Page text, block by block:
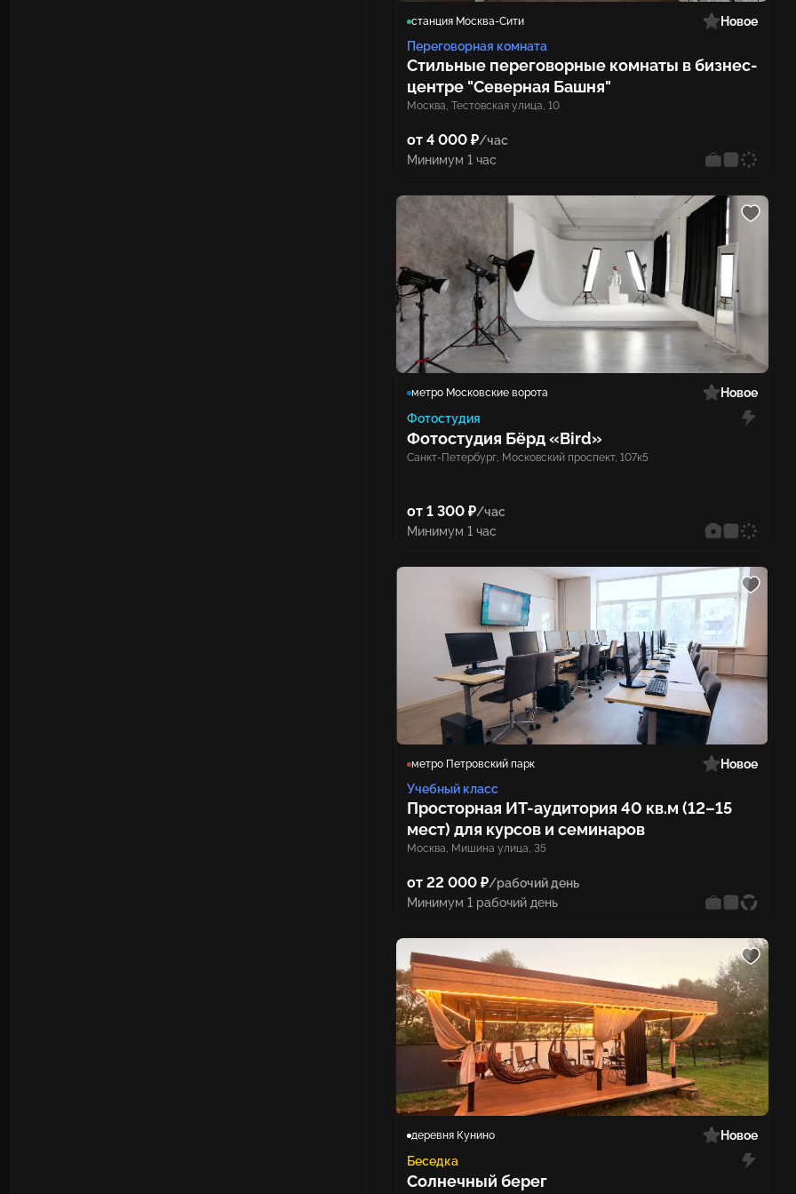
станция Москва-Сити
Новое
Переговорная комната
Стильные переговорные комнаты в бизнес-
центре "Северная Башня"
Москва, Тестовская улица, 10
от 4 000 ₽/час
Минимум 1 час
метро Московские ворота
Новое
Фотостудия
Фотостудия Бёрд «Bird»
Санкт-Петербург, Московский проспект, 107к5
от 1 300 ₽/час
Минимум 1 час
метро Петровский парк
Новое
Учебный класс
Просторная ИТ-аудитория 40 кв.м (12–15
мест) для курсов и семинаров
Москва, Мишина улица, 35
от 22 000 ₽/рабочий день
Минимум 1 рабочий день
деревня Кунино
Новое
Беседка
Солнечный берег